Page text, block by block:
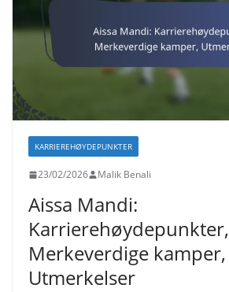
KARRIEREHØYDEPUNKTER
23/02/2026 Malik Benali
Aissa Mandi:
Karrierehøydepunkter,
Merkeverdige kamper,
Utmerkelser